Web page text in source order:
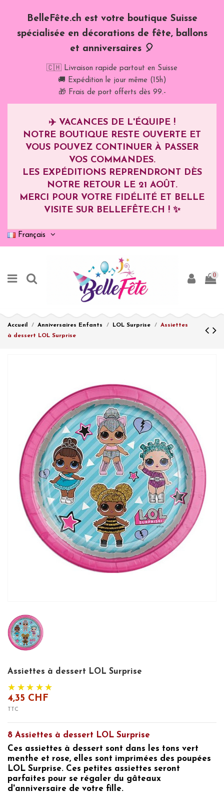
BelleFête.ch est votre boutique Suisse
spécialisée en décorations de fête, ballons
et anniversaires 🎈
🇨🇭 Livraison rapide partout en Suisse
🚚 Expédition le jour même (15h)
🎁 Frais de port offerts dès 99.-
✈️ VACANCES DE L'ÉQUIPE !
NOTRE BOUTIQUE RESTE OUVERTE ET
VOUS POUVEZ CONTINUER À PASSER
VOS COMMANDES.
LES EXPÉDITIONS REPRENDRONT DÈS
NOTRE RETOUR LE 21 AOÛT.
MERCI POUR VOTRE FIDÉLITÉ ET BELLE
VISITE SUR BELLEFÊTE.CH ! ✨
Français
0
Accueil Anniversaires Enfants LOL Surprise
Assiettes
à dessert LOL Surprise
Assiettes à dessert LOL Surprise
4,35 CHF
TTC
8 Assiettes à dessert LOL Surprise
Ces assiettes à dessert sont dans les tons vert
menthe et rose, elles sont imprimées des poupées
LOL Surprise. Ces petites assiettes seront
parfaites pour se régaler du gâteaux
d'anniversaire de votre fille.